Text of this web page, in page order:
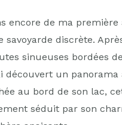
encore de ma première
savoyarde discrète.
sinueuses bordées de
découvert un
au bord de son lac,
séduit par son